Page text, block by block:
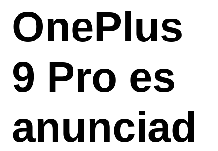
OnePlus
9 Pro es
anunciad